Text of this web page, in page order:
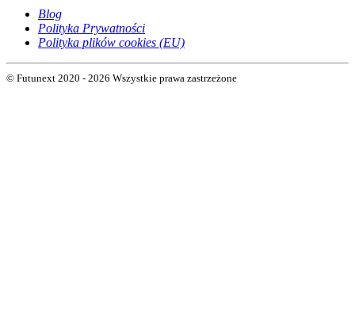
Blog
Polityka Prywatności
Polityka plików cookies (EU)
© Futunext 2020 - 2026 Wszystkie prawa zastrzeżone